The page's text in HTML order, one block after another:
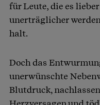
für Leute, die es
unerträglicher
halt.
Doch das
unerwünschte
Blutdruck,